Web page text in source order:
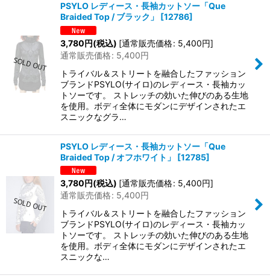
PSYLO レディース・長袖カットソー「Que
Braided Top / ブラック」
[12786]
3,780円(税込) [通常販売価格: 5,400円]
通常販売価格: 5,400円
トライバル＆ストリートを融合したファッション
ブランドPSYLO(サイロ)のレディース・長袖カッ
トソーです。 ストレッチの効いた伸びのある生地
を使用。ボディ全体にモダンにデザインされたエ
スニックなグラ…
PSYLO レディース・長袖カットソー「Que
Braided Top / オフホワイト」
[12785]
3,780円(税込) [通常販売価格: 5,400円]
通常販売価格: 5,400円
トライバル＆ストリートを融合したファッション
ブランドPSYLO(サイロ)のレディース・長袖カッ
トソーです。 ストレッチの効いた伸びのある生地
を使用。ボディ全体にモダンにデザインされたエ
スニックな…